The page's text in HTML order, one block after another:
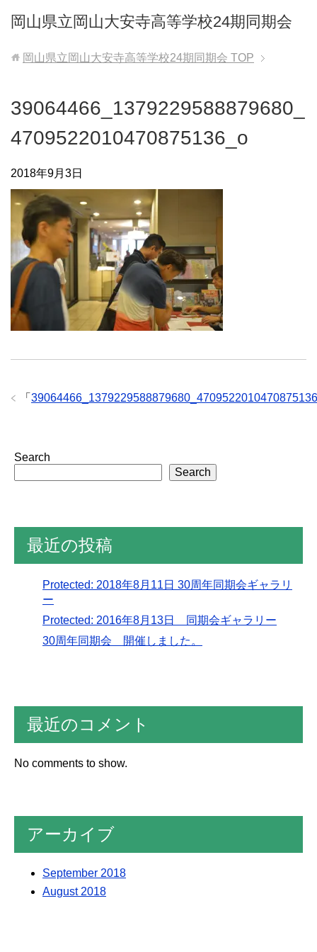
岡山県立岡山大安寺高等学校24期同期会
岡山県立岡山大安寺高等学校24期同期会 TOP
39064466_1379229588879680_
4709522010470875136_o
2018年9月3日
「
Search
Search
最近の投稿
Protected: 2018年8月11日 30周年同期会ギャラリ
ー
Protected: 2016年8月13日 同期会ギャラリー
30周年同期会 開催しました。
最近のコメント
No comments to show.
アーカイブ
September 2018
August 2018